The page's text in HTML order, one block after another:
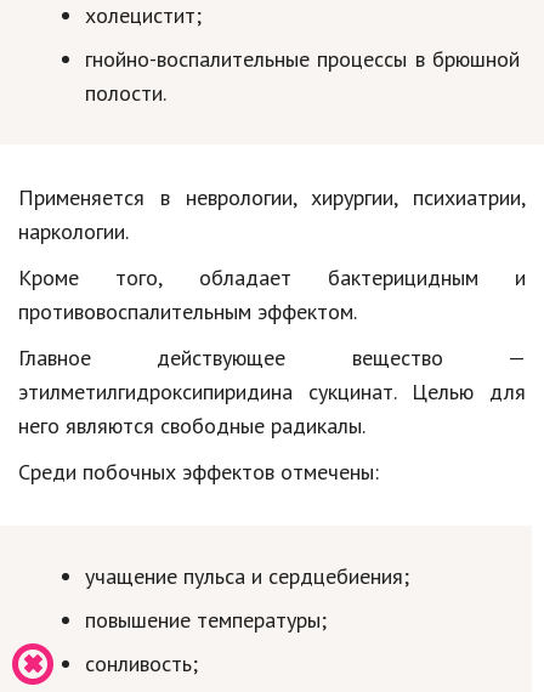
холецистит;
гнойно-воспалительные процессы в брюшной
полости.
Применяется в неврологии, хирургии, психиатрии,
наркологии.
Кроме того, обладает бактерицидным и
противовоспалительным эффектом.
Главное действующее вещество —
этилметилгидроксипиридина сукцинат. Целью для
него являются свободные радикалы.
Среди побочных эффектов отмечены:
учащение пульса и сердцебиения;
повышение температуры;
сонливость;